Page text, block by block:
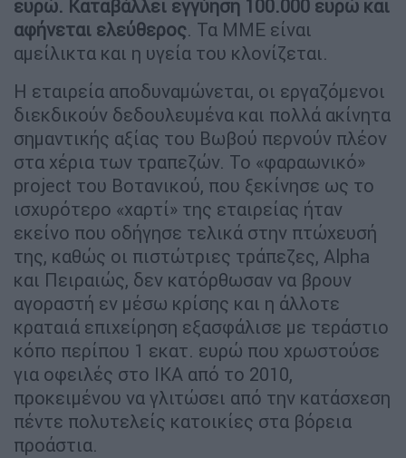
ευρώ. Καταβάλλει εγγύηση 100.000 ευρώ και
αφήνεται ελεύθερος. Τα ΜΜΕ είναι
αμείλικτα και η υγεία του κλονίζεται.
Η εταιρεία αποδυναμώνεται, οι εργαζόμενοι
διεκδικούν δεδουλευμένα και πολλά ακίνητα
σημαντικής αξίας του Βωβού περνούν πλέον
στα χέρια των τραπεζών. Το «φαραωνικό»
project του Βοτανικού, που ξεκίνησε ως το
ισχυρότερο «χαρτί» της εταιρείας ήταν
εκείνο που οδήγησε τελικά στην πτώχευσή
της, καθώς οι πιστώτριες τράπεζες, Alpha
και Πειραιώς, δεν κατόρθωσαν να βρουν
αγοραστή εν μέσω κρίσης και η άλλοτε
κραταιά επιχείρηση εξασφάλισε με τεράστιο
κόπο περίπου 1 εκατ. ευρώ που χρωστούσε
για οφειλές στο ΙΚΑ από το 2010,
προκειμένου να γλιτώσει από την κατάσχεση
πέντε πολυτελείς κατοικίες στα βόρεια
προάστια.